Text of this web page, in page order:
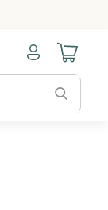
Naar